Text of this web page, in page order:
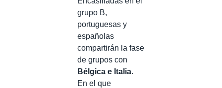
grupo B,
portuguesas y
españolas
compartirán la fase
de grupos con
Bélgica e Italia.
En el que